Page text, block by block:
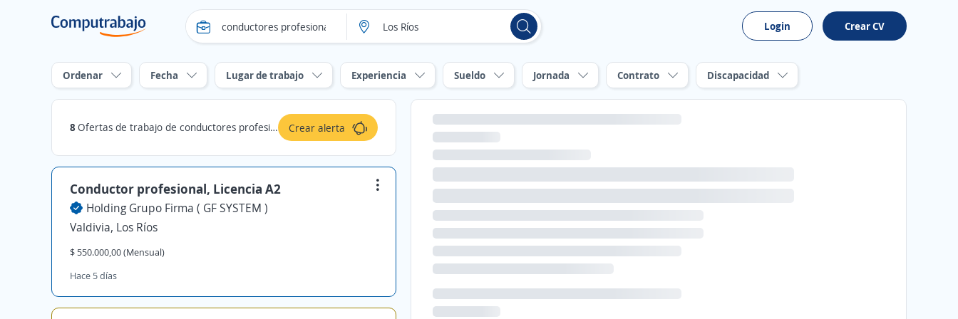
Login Crear CV
Ordenar Fecha Lugar de trabajo Experiencia Sueldo Jornada Contrato Discapacidad
8 Ofertas de trabajo de conductores profesionales en Los Ríos Crear alerta
Conductor profesional, Licencia A2
Holding Grupo Firma ( GF SYSTEM )
Valdivia, Los Ríos
$ 550.000,00 (Mensual)
Hace 5 días